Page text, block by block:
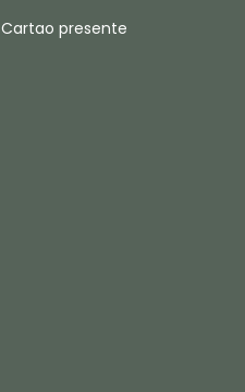
Cartao presente